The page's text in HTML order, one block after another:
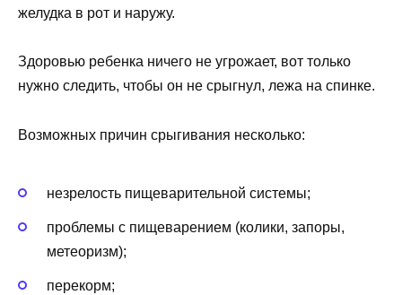
желудка в рот и наружу.
Здоровью ребенка ничего не угрожает, вот только
нужно следить, чтобы он не срыгнул, лежа на спинке.
Возможных причин срыгивания несколько:
незрелость пищеварительной системы;
проблемы с пищеварением (колики, запоры,
метеоризм);
перекорм;